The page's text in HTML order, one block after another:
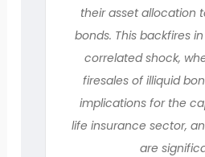
their asset allocation
bonds. This backfires
correlated shock,
firesales of illiquid
implications for the
life insurance sector,
are